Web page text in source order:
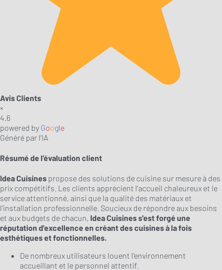
Avis Clients
×
4.6
powered by Google
Généré par l'IA
Résumé de l’évaluation client
Idea Cuisines propose des solutions de cuisine sur mesure à des
prix compétitifs. Les clients apprécient l'accueil chaleureux et le
service attentionné, ainsi que la qualité des matériaux et
l'installation professionnelle. Soucieux de répondre aux besoins
et aux budgets de chacun, Idea Cuisines s'est forgé une
réputation d'excellence en créant des cuisines à la fois
esthétiques et fonctionnelles.
De nombreux utilisateurs louent l'environnement
accueillant et le personnel attentif.